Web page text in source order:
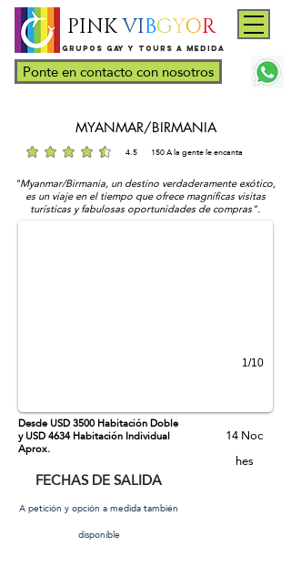
PINK VIBGYOR
Ponte en contacto con nosotros
Grupos gay y tours a medida
MYANMAR/BIRMANIA
4.5 150A la gente le encanta
la calificación promedio es 4.5 de 5, basada en 150 votos, A la gente le
"Myanmar/Birmania, un destino verdaderamente exótico,
es un viaje en el tiempo que ofrece magníficas visitas
turísticas y fabulosas oportunidades de compras".
Pagodas of Yangon
Gay tour to Myanmar/Burma
1/10
Desde USD 3500 Habitación Doble
y USD 4634 Habitación Individual
Aprox.
FECHAS DE SALIDA
A petición y opción a medida también
disponible
14Noc
hes